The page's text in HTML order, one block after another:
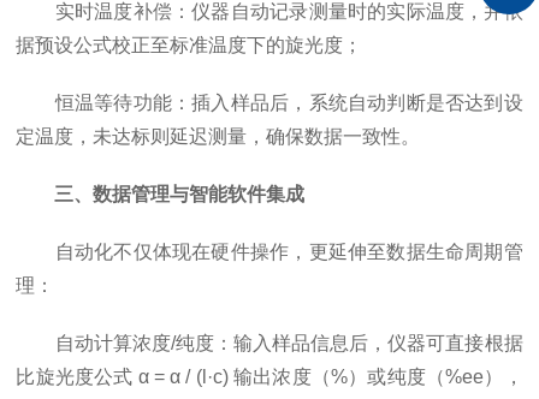
实时温度补偿：仪器自动记录测量时的实际温度，并依
据预设公式校正至标准温度下的旋光度；
恒温等待功能：插入样品后，系统自动判断是否达到设
定温度，未达标则延迟测量，确保数据一致性。
三、数据管理与智能软件集成
自动化不仅体现在硬件操作，更延伸至数据生命周期管
理：
自动计算浓度/纯度：输入样品信息后，仪器可直接根据
比旋光度公式 α = α / (l·c) 输出浓度（%）或纯度（%ee），